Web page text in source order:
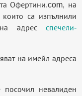
Офертини.com, на
които са изпълнили
на адрес спечели-
на имейл адреса
невалиден